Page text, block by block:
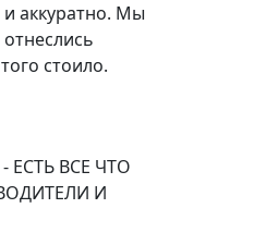
и аккуратно. Мы
стоило.
ВСЕ ЧТО
И